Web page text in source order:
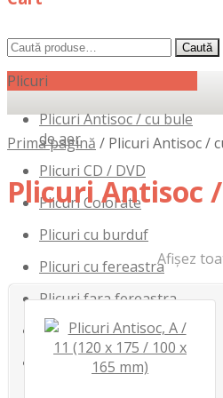
Caută
Caută
Plicuri
Plicuri Antisoc / cu bule
de aer
Plicuri CD / DVD
Plicuri Colorate
Plicuri cu burduf
Plicuri cu fereastra
Plicuri fara fereastra
Plicuri Formate Speciale
Plicuri pentru curierat
Prima pagină / Plicuri Antisoc /
Plicuri Antisoc
Afișez